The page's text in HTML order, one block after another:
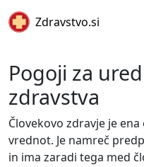
Skip to main content
Zdravstvo.si
Pogoji za
zdravstva
Človekovo zdravje je
vrednot. Je namreč
in ima zaradi tega med